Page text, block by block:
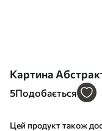
Картина
s48985
5Подобається
Цей продукт також